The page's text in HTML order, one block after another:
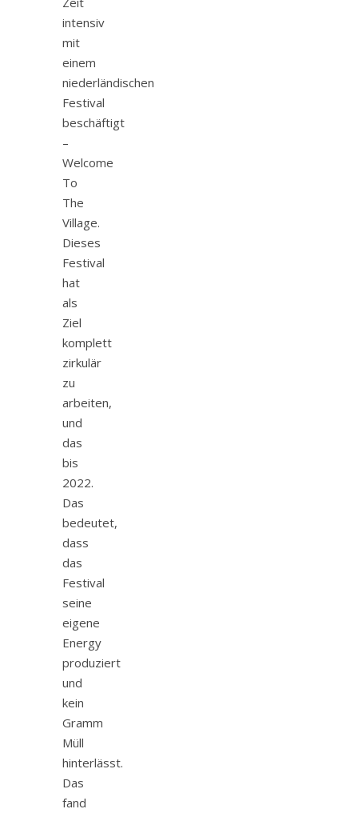
intensiv
mit
einem
niederländischen
Festival
beschäftigt
–
Welcome
To
The
Village.
Dieses
Festival
hat
als
Ziel
komplett
zirkulär
zu
arbeiten,
und
das
bis
2022.
Das
bedeutet,
dass
das
Festival
seine
eigene
Energy
produziert
und
kein
Gramm
Müll
hinterlässt.
Das
fand